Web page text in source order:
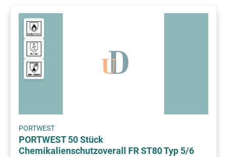
PORTWEST
PORTWEST 50 Stück
Chemikalienschutzoverall FR ST80 Typ 5/6